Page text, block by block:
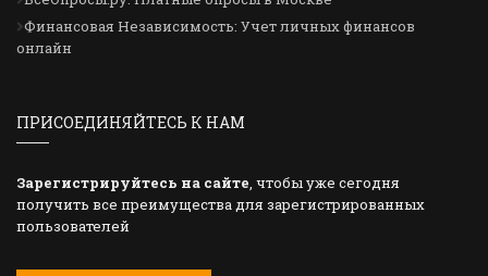
Финансовая Независимость: Учет личных финансов
онлайн
ПРИСОЕДИНЯЙТЕСЬ К НАМ
Зарегистрируйтесь на сайте, чтобы уже сегодня
получить все преимущества для зарегистрированных
пользователей